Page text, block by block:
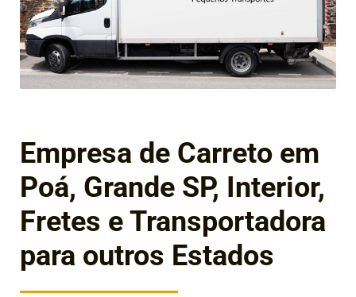
Empresa de Carreto em
Poá, Grande SP, Interior,
Fretes e Transportadora
para outros Estados